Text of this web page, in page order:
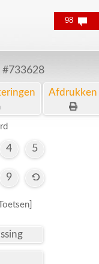
#733628
Afdrukken
4 5
9
[Toetsen]
98